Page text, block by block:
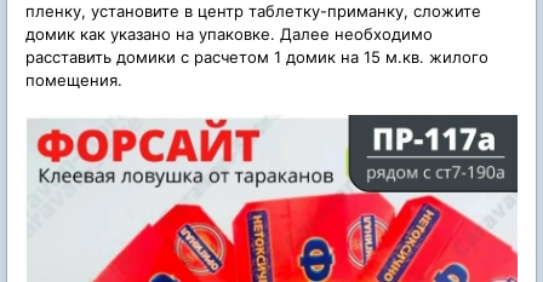
пленку, установите в центр таблетку-приманку, сложите
домик как указано на упаковке. Далее необходимо
расставить домики с расчетом 1 домик на 15 м.кв. жилого
помещения.